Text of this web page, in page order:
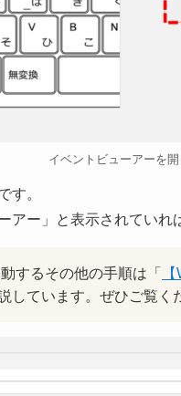
イベントビューアーを開
す。
アー」と表示されていれ
するその他の手順は「
しています。ぜひご覧く